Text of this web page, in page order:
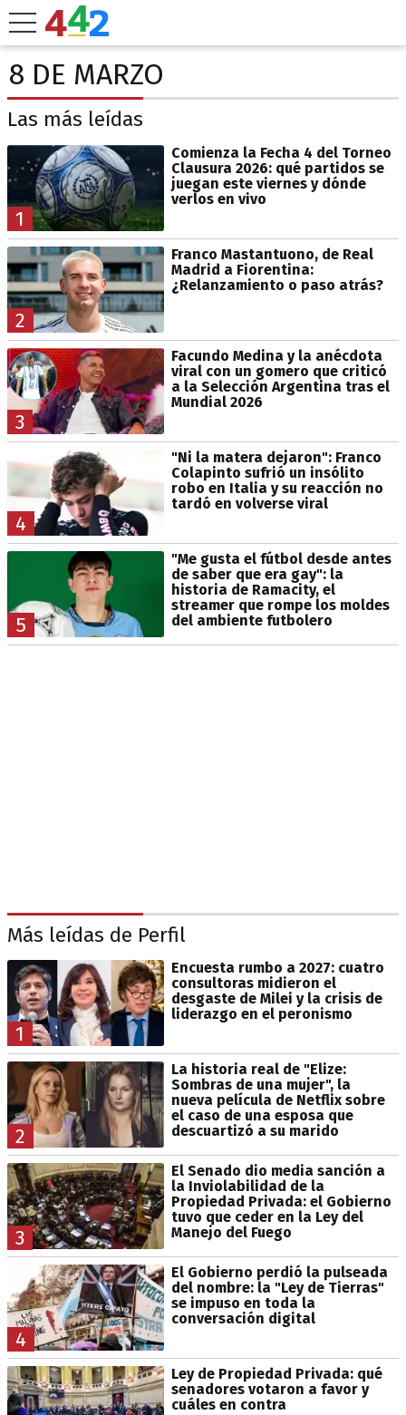
8 DE MARZO
Las más leídas
1
Comienza la Fecha 4 del Torneo
Clausura 2026: qué partidos se
juegan este viernes y dónde
verlos en vivo
2
Franco Mastantuono, de Real
Madrid a Fiorentina:
¿Relanzamiento o paso atrás?
3
Facundo Medina y la anécdota
viral con un gomero que criticó
a la Selección Argentina tras el
Mundial 2026
4
"Ni la matera dejaron": Franco
Colapinto sufrió un insólito
robo en Italia y su reacción no
tardó en volverse viral
5
"Me gusta el fútbol desde antes
de saber que era gay": la
historia de Ramacity, el
streamer que rompe los moldes
del ambiente futbolero
Más leídas de Perfil
1
Encuesta rumbo a 2027: cuatro
consultoras midieron el
desgaste de Milei y la crisis de
liderazgo en el peronismo
2
La historia real de "Elize:
Sombras de una mujer", la
nueva película de Netflix sobre
el caso de una esposa que
descuartizó a su marido
3
El Senado dio media sanción a
la Inviolabilidad de la
Propiedad Privada: el Gobierno
tuvo que ceder en la Ley del
Manejo del Fuego
4
El Gobierno perdió la pulseada
del nombre: la "Ley de Tierras"
se impuso en toda la
conversación digital
Ley de Propiedad Privada: qué
senadores votaron a favor y
cuáles en contra